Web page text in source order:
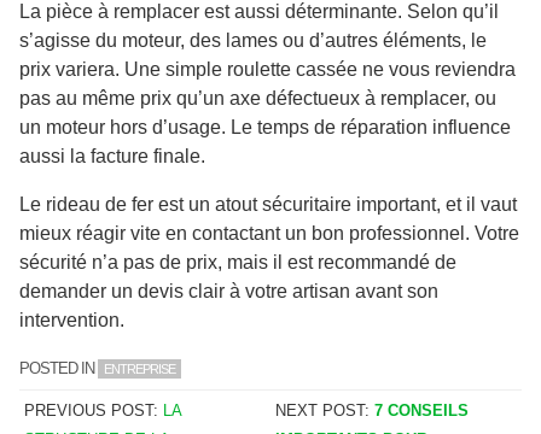
La pièce à remplacer est aussi déterminante. Selon qu’il
s’agisse du moteur, des lames ou d’autres éléments, le
prix variera. Une simple roulette cassée ne vous reviendra
pas au même prix qu’un axe défectueux à remplacer, ou
un moteur hors d’usage. Le temps de réparation influence
aussi la facture finale.
Le rideau de fer est un atout sécuritaire important, et il vaut
mieux réagir vite en contactant un bon professionnel. Votre
sécurité n’a pas de prix, mais il est recommandé de
demander un devis clair à votre artisan avant son
intervention.
POSTED IN ENTREPRISE
PREVIOUS POST: LA
NEXT POST:7 CONSEILS